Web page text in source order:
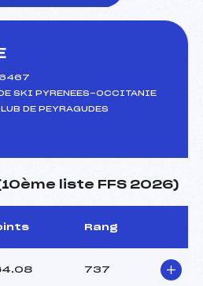
SKI PYRENEES-OCCITANIE
DE PEYRAGUDES
liste FFS 2026)
Rang
737